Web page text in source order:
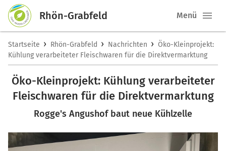
Rhön-Grabfeld Menü
Startseite › Rhön-Grabfeld › Nachrichten › Öko-Kleinprojekt:
Kühlung verarbeiteter Fleischwaren für die Direktvermarktung
Öko-Kleinprojekt: Kühlung verarbeiteter
Fleischwaren für die Direktvermarktung
Rogge's Angushof baut neue Kühlzelle